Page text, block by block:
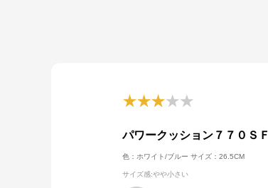
パワークッション７７０ＳＦ
色：ホワイト/ブルー サイズ：26.5CM
サイズ感:やや小さい